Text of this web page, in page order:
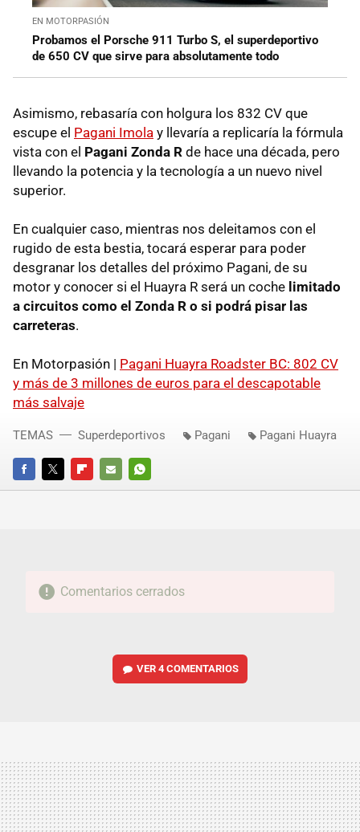
EN MOTORPASIÓN
Probamos el Porsche 911 Turbo S, el superdeportivo
de 650 CV que sirve para absolutamente todo
Asimismo, rebasaría con holgura los 832 CV que
escupe el Pagani Imola y llevaría a replicaría la fórmula
vista con el Pagani Zonda R de hace una década, pero
llevando la potencia y la tecnología a un nuevo nivel
superior.
En cualquier caso, mientras nos deleitamos con el
rugido de esta bestia, tocará esperar para poder
desgranar los detalles del próximo Pagani, de su
motor y conocer si el Huayra R será un coche limitado
a circuitos como el Zonda R o si podrá pisar las
carreteras.
En Motorpasión | Pagani Huayra Roadster BC: 802 CV
y más de 3 millones de euros para el descapotable
más salvaje
FACEBOOKTWITTERFLIPBOARD
E-
WHATSAPP
TEMAS Superdeportivos Pagani Pagani Huayra
Comentarios cerrados
VER4 COMENTARIOS